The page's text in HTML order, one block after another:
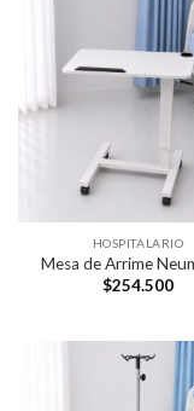
HOSPITALARIO
Mesa de Arrime
$254.500